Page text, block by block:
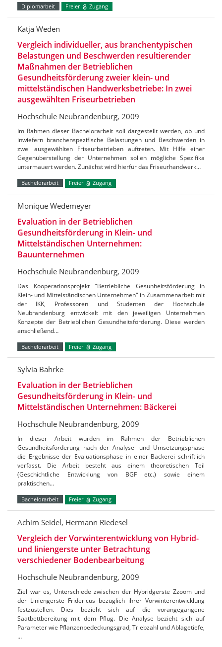
Diplomarbeit Freier Zugang
Katja Weden
Vergleich individueller, aus branchentypischen
Belastungen und Beschwerden resultierender
Maßnahmen der Betrieblichen
Gesundheitsförderung zweier klein- und
mittelständischen Handwerksbetriebe: In zwei
ausgewählten Friseurbetrieben
Hochschule Neubrandenburg, 2009
Im Rahmen dieser Bachelorarbeit soll dargestellt werden, ob und
inwiefern branchenspezifische Belastungen und Beschwerden in
zwei ausgewählten Friseurbetrieben auftreten. Mit Hilfe einer
Gegenüberstellung der Unternehmen sollen mögliche Spezifika
untermauert werden. Zunächst wird hierfür das Friseurhandwerk…
Bachelorarbeit Freier Zugang
Monique Wedemeyer
Evaluation in der Betrieblichen
Gesundheitsförderung in Klein- und
Mittelständischen Unternehmen:
Bauunternehmen
Hochschule Neubrandenburg, 2009
Das Kooperationsprojekt "Betriebliche Gesunheitsförderung in
Klein- und Mittelständischen Unternehmen" in Zusammenarbeit mit
der IKK, Professoren und Studenten der Hochschule
Neubrandenburg entwickelt mit den jeweiligen Unternehmen
Konzepte der Betrieblichen Gesundheitsförderung. Diese werden
anschließend…
Bachelorarbeit Freier Zugang
Sylvia Bahrke
Evaluation in der Betrieblichen
Gesundheitsförderung in Klein- und
Mittelständischen Unternehmen: Bäckerei
Hochschule Neubrandenburg, 2009
In dieser Arbeit wurden im Rahmen der Betrieblichen
Gesundheitsförderung nach der Analyse- und Umsetzungsphase
die Ergebnisse der Evaluationsphase in einer Bäckerei schriftlich
verfasst. Die Arbeit besteht aus einem theoretischen Teil
(Geschichtliche Entwicklung von BGF etc.) sowie einem
praktischen…
Bachelorarbeit Freier Zugang
Achim Seidel, Hermann Riedesel
Vergleich der Vorwinterentwicklung von Hybrid-
und liniengerste unter Betrachtung
verschiedener Bodenbearbeitung
Hochschule Neubrandenburg, 2009
Ziel war es, Unterschiede zwischen der Hybridgerste Zzoom und
der Liniengerste Fridericus bezüglich ihrer Vorwinterentwicklung
festzustellen. Dies bezieht sich auf die vorangegangene
Saatbettbereitung mit dem Pflug. Die Analyse bezieht sich auf
Parameter wie Pflanzenbedeckungsgrad, Triebzahl und Ablagetiefe,
…